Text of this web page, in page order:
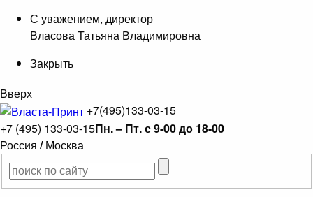
С уважением, директор
Власова Татьяна Владимировна
Закрыть
Вверх
+7(495)133-03-15
+7 (495) 133-03-15Пн. – Пт. с 9-00 до 18-00
Россия / Москва